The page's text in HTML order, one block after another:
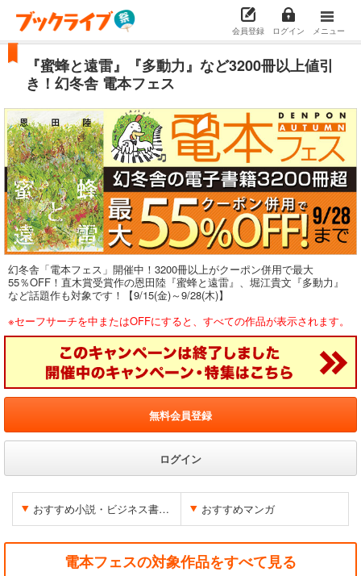
会員登録 ログイン メニュー
『蜜蜂と遠雷』『多動力』など3200冊以上値引
き！幻冬舎 電本フェス
幻冬舎「電本フェス」開催中！3200冊以上がクーポン併用で最大
55％OFF！直木賞受賞作の恩田陸『蜜蜂と遠雷』、堀江貴文『多動力』
など話題作も対象です！【9/15(金)～9/28(木)】
※セーフサーチを中またはOFFにすると、すべての作品が表示されます。
無料会員登録
ログイン
おすすめ小説・ビジネス書など おすすめマンガ
電本フェスの対象作品をすべて見る